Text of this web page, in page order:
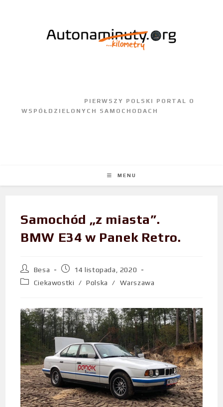
MENU
Samochód „z miasta”.
BMW E34 w Panek Retro.
Besa
14 listopada, 2020
Ciekawostki
/ Polska / Warszawa